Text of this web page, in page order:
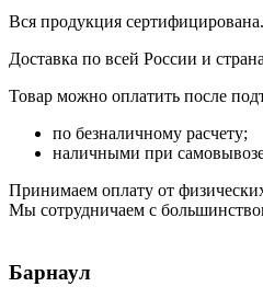
Вся продукция
Доставка по всей России и
Товар можно оплатить после
по безналичному расчету;
наличными при
Принимаем оплату от
Мы сотрудничаем с
Барнаул